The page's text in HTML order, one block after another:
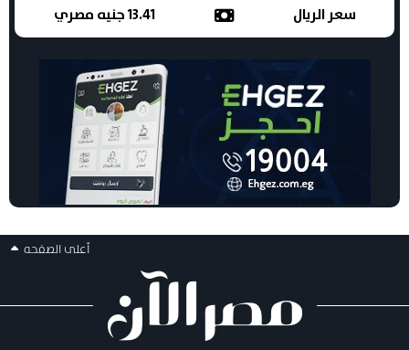
سعر الريال 13.41 جنيه مصري
أعلى الصفحه